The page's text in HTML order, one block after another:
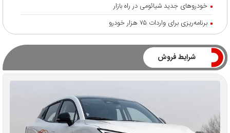
خودروهای جدید شیائومی در راه بازار
برنامه‌ریزی برای واردات ۷۵ هزار خودرو
شرایط فروش